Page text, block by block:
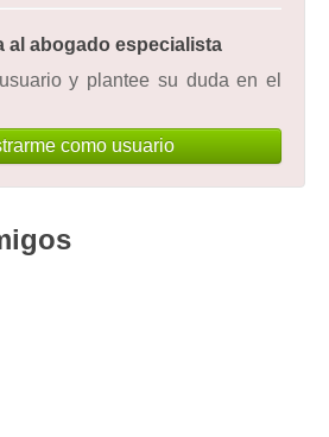
al abogado especialista
y plantee su duda en el
como usuario